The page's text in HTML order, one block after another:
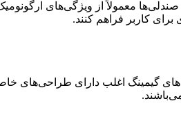
معمولاً از ویژگی‌های ارگونومیک
کاربر فراهم کنند.
گیمینگ اغلب دارای طراحی‌های